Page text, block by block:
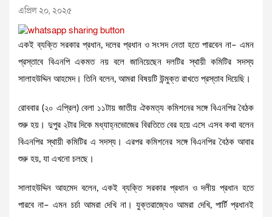
এপ্রিল ২০, ২০২৫
একই ব্যক্তি সরকার প্রধান, দলের প্রধান ও সংসদ নেতা হতে পারবেন না– এমন
প্রস্তাবে বিএনপি একমত নয় বলে জানিয়েছেন দলটির স্থায়ী কমিটির সদস্য
সালাহউদ্দিন আহমেদ। তিনি বলেন, আমরা বিষয়টি উন্মুক্ত রাখতে প্রস্তাব দিয়েছি।
রোববার (২০ এপ্রিল) বেলা ১১টায় জাতীয় ঐকমত্য কমিশনের সঙ্গে বিএনপির বৈঠক
শুরু হয়। দুপুর ২টার দিকে মধ্যাহ্নভোজের বিরতিতে বের হয়ে এসে এসব কথা বলেন
বিএনপির স্থায়ী কমিটির এ সদস্য। এরপর কমিশনের সঙ্গে বিএনপির বৈঠক আবার
শুরু হয়, যা এখনো চলছে।
সালাহউদ্দিন আহমেদ বলেন, একই ব্যক্তি সরকার প্রধান ও দলীয় প্রধান হতে
পারবে না– এমন চর্চা আমরা দেখি না। যুক্তরাজ্যেও আমরা দেখি, পার্টি প্রধানই